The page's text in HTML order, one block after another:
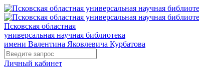
Псковская областная
универсальная научная библиотека
имени Валентина Яковлевича Курбатова
Личный кабинет